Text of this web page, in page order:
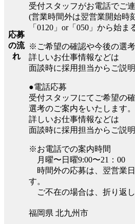
応募
の流
れ
受付スタッフがお電話でご
(営業時間外は翌営業開始時
「0120」or「050」から始ま
※ご希望の確認や今後の選考
詳しいお仕事情報などは
面談時に採用担当からご説明
●電話応募
受付スタッフにてご希望の確
選考のご案内をいたします。
詳しいお仕事情報などは
面談時に採用担当からご説明
※お電話での案内時間
月曜〜日曜9:00〜21：00
時間外の応募は、翌営業
す。
ご不在の場合は、折り返し
福岡県 北九州市